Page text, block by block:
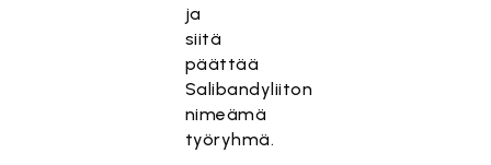
ja
siitä
päättää
Salibandyliiton
nimeämä
työryhmä.